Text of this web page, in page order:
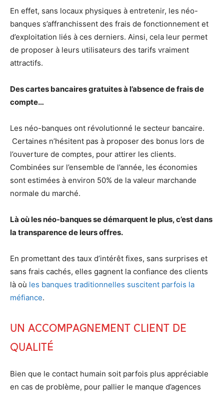
En effet, sans locaux physiques à entretenir, les néo-
banques s’affranchissent des frais de fonctionnement et
d’exploitation liés à ces derniers. Ainsi, cela leur permet
de proposer à leurs utilisateurs des tarifs vraiment
attractifs.
Des cartes bancaires gratuites à l’absence de frais de
compte…
Les néo-banques ont révolutionné le secteur bancaire.
Certaines n’hésitent pas à proposer des bonus lors de
l’ouverture de comptes, pour attirer les clients.
Combinées sur l’ensemble de l’année, les économies
sont estimées à environ 50% de la valeur marchande
normale du marché.
Là où les néo-banques se démarquent le plus, c’est dans
la transparence de leurs offres.
En promettant des taux d’intérêt fixes, sans surprises et
sans frais cachés, elles gagnent la confiance des clients
là où les banques traditionnelles suscitent parfois la
méfiance.
Un accompagnement client de
qualité
Bien que le contact humain soit parfois plus appréciable
en cas de problème, pour pallier le manque d’agences